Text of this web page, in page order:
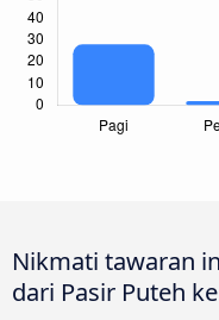
Nikmati tawaran
dari Pasir Puteh